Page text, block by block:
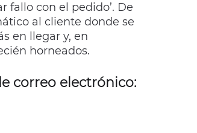
fallo con el pedido’. De
al cliente donde se
en llegar y, en
horneados.
correo electrónico: